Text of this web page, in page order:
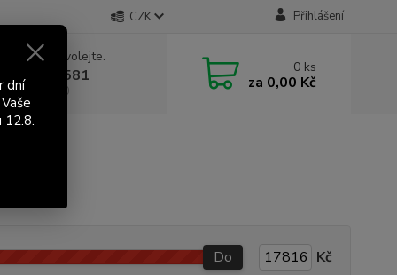
CZK Přihlášení
si rady? Zavolejte.
603 411 581
9:00 - 17:00
0 ks
za 0,00 Kč
Do Kč
dní